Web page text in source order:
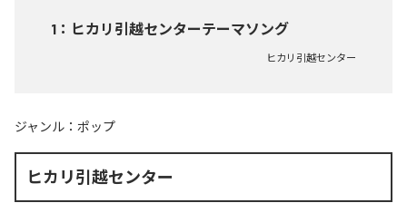
1 ： ヒカリ引越センターテーマソング
ヒカリ引越センター
ジャンル： ポップ
ヒカリ引越センター